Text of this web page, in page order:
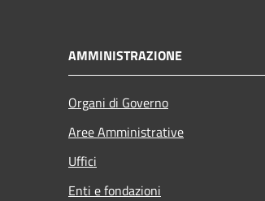
AMMINISTRAZIONE
Organi di Governo
Aree Amministrative
Uffici
Enti e fondazioni